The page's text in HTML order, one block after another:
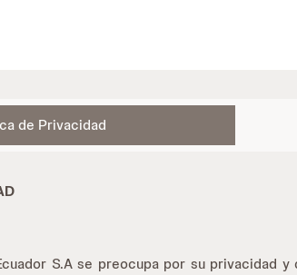
de Privacidad
S.A se preocupa por su privacidad